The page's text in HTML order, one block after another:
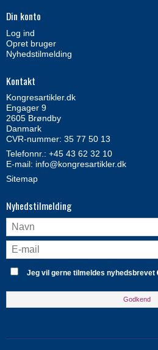
Din konto
Log ind
Opret bruger
Nyhedstilmelding
Kontakt
Kongresartikler.dk
Engager 9
2605 Brøndby
Danmark
CVR-nummer: 35 77 50 13
Telefonnr.: +45 43 62 32 10
E-mail: info@kongresartikler.dk
Sitemap
Nyhedstilmelding
Jeg vil gerne tilmeldes nyhedsbrevet
Godkend